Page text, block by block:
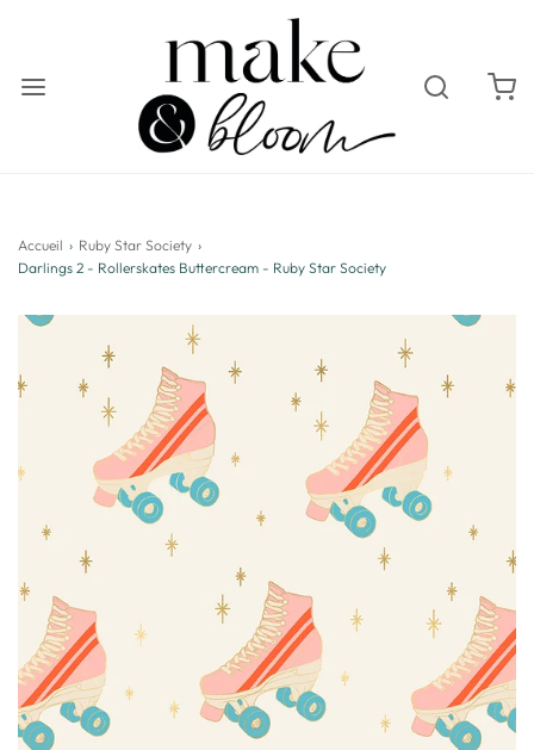
Accueil › Ruby Star Society ›
Darlings 2 - Rollerskates Buttercream - Ruby Star Society